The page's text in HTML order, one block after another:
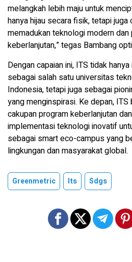
melangkah lebih maju untuk
hanya hijau secara fisik, tetapi
memadukan teknologi modern
keberlanjutan,” tegas Bambang
Dengan capaian ini, ITS tidak
sebagai salah satu universitas
Indonesia, tetapi juga sebagai
yang menginspirasi. Ke depan,
cakupan program keberlanjutan
implementasi teknologi inovatif
sebagai smart eco-campus yang
lingkungan dan masyarakat global.
Greenmetric Its Sdgs